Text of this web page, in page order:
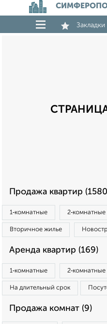
Закладки
Продажа квартир
1‑комнатные 2‑комнатные
Вторичное жилье
Аренда квартир (169)
1‑комнатные 2‑комнатные
На длительный срок
Продажа комнат (9)